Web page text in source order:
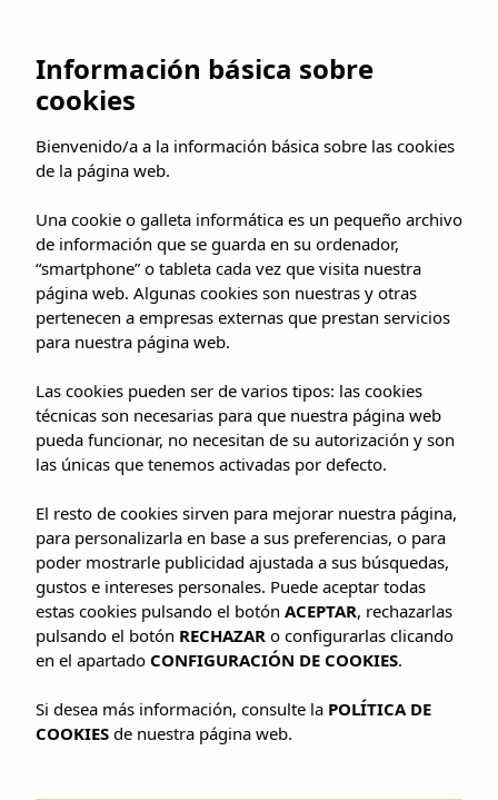
Suite Mediterrània
Descripción
Información básica sobre
cookies
Bienvenido/a a la información básica sobre las cookies
de la página web.
Una cookie o galleta informática es un pequeño archivo
de información que se guarda en su ordenador,
“smartphone” o tableta cada vez que visita nuestra
página web. Algunas cookies son nuestras y otras
pertenecen a empresas externas que prestan servicios
para nuestra página web.
Las cookies pueden ser de varios tipos: las cookies
técnicas son necesarias para que nuestra página web
pueda funcionar, no necesitan de su autorización y son
las únicas que tenemos activadas por defecto.
El resto de cookies sirven para mejorar nuestra página,
para personalizarla en base a sus preferencias, o para
poder mostrarle publicidad ajustada a sus búsquedas,
gustos e intereses personales. Puede aceptar todas
estas cookies pulsando el botón ACEPTAR, rechazarlas
pulsando el botón RECHAZAR o configurarlas clicando
en el apartado CONFIGURACIÓN DE COOKIES.
Si desea más información, consulte la POLÍTICA DE
COOKIES de nuestra página web.